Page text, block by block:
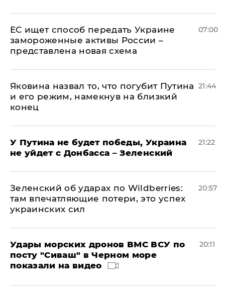
ЕС ищет способ передать Украине
замороженные активы России –
представлена новая схема
07:00
Яковина назвал то, что погубит Путина
и его режим, намекнув на близкий
конец
21:44
У Путина не будет победы, Украина
не уйдет с Донбасса – Зеленский
21:22
Зеленский об ударах по Wildberries:
там впечатляющие потери, это успех
украинских сил
20:57
Удары морских дронов ВМС ВСУ по
посту "Сиваш" в Черном море
показали на видео
20:11